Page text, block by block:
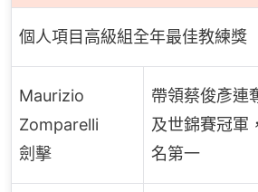
個人項目高級組全年最佳教練獎
Maurizio
Zomparelli
劍擊
帶領蔡俊彥連
及世錦賽冠軍
名第一